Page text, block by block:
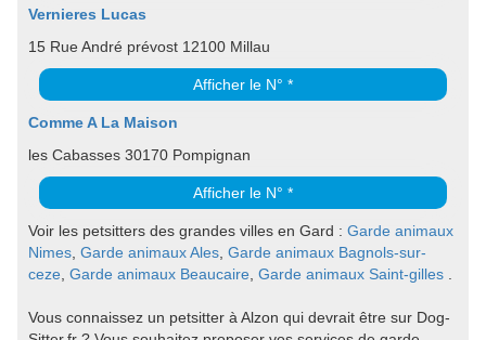
Vernieres Lucas
15 Rue André prévost 12100 Millau
Afficher le N° *
Comme A La Maison
les Cabasses 30170 Pompignan
Afficher le N° *
Voir les petsitters des grandes villes en Gard : Garde animaux
Nimes Garde animaux Ales Garde animaux Bagnols-sur-
ceze Garde animaux Beaucaire Garde animaux Saint-gilles
Vous connaissez un petsitter à Alzon qui devrait être sur Dog-